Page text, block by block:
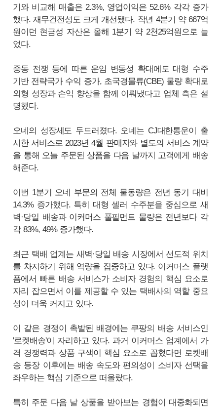
기와 비교해 매출은 2.3%, 영업이익은 52.6% 각각 증가
했다. 재무건전성도 크게 개선됐다. 작년 4분기 약 667억
원이던 현금성 자산은 올해 1분기 약 2천25억원으로 늘
었다.
중동 전쟁 등에 따른 운임 변동성 확대에도 대형 수주
기반 전략국가 수익 증가, 초국경물류(CBE) 물량 확대로
외형 성장과 손익 향상을 함께 이뤄냈다고 업체 측은 설
명했다.
오네의 성장세도 두드러졌다. 오네는 CJ대한통운이 출
시한 서비스로 2023년 4월 판매자와 별도의 서비스 계약
을 통해 오늘 주문된 상품을 다음 날까지 고객에게 배송
해준다.
이번 1분기 오네 부문의 전체 물동량은 전년 동기 대비
14.3% 증가했다. 특히 대형 셀러 수주분을 중심으로 새
벽·당일 배송과 이커머스 풀필먼트 물량은 전년보다 각
각 83%, 49% 증가했다.
최근 택배 업계는 새벽·당일 배송 시장에서 선도적 위치
를 차지하기 위해 역량을 집중하고 있다. 이커머스 플랫
폼에서 빠른 배송 서비스가 소비자 경험의 핵심 요소로
자리 잡으면서 이를 제공할 수 있는 택배사의 역할 중요
성이 더욱 커지고 있다.
이 같은 경쟁이 촉발된 배경에는 쿠팡의 배송 서비스인
'로켓배송'이 자리하고 있다. 과거 이커머스 업계에서 가
격 경쟁력과 상품 구색이 핵심 요소로 꼽혔다면 로켓배
송 등장 이후에는 배송 속도와 편의성이 소비자 선택을
좌우하는 핵심 기준으로 떠올랐다.
특히 주문 다음 날 상품을 받아보는 경험이 대중화되면